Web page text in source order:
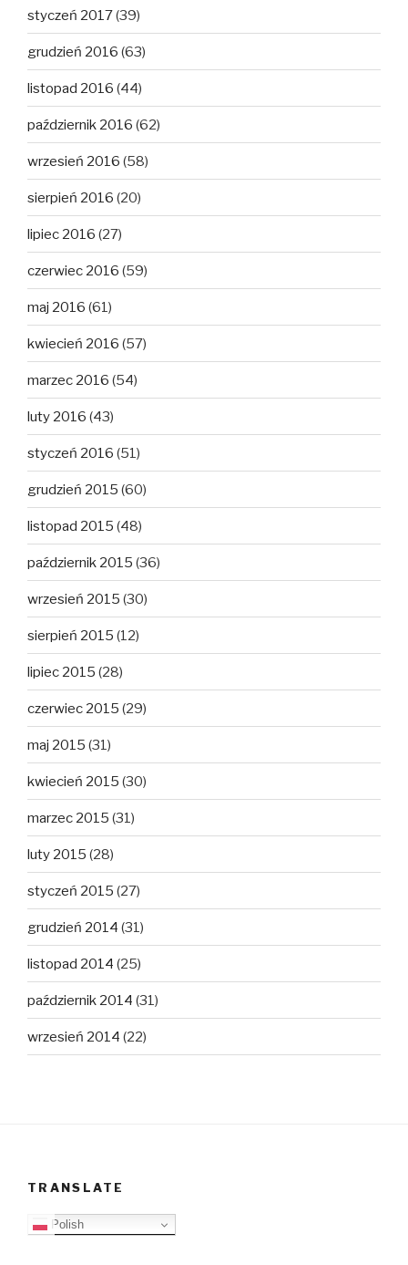
styczeń 2017(39)
grudzień 2016 (63)
listopad 2016 (44)
październik 2016 (62)
wrzesień 2016 (58)
sierpień 2016 (20)
lipiec 2016 (27)
czerwiec 2016 (59)
maj 2016 (61)
kwiecień 2016 (57)
marzec 2016 (54)
luty 2016 (43)
styczeń 2016 (51)
grudzień 2015 (60)
listopad 2015 (48)
październik 2015 (36)
wrzesień 2015 (30)
sierpień 2015 (12)
lipiec 2015 (28)
czerwiec 2015 (29)
maj 2015 (31)
kwiecień 2015 (30)
marzec 2015 (31)
luty 2015 (28)
styczeń 2015 (27)
grudzień 2014 (31)
listopad 2014 (25)
październik 2014 (31)
wrzesień 2014 (22)
TRANSLATE
Polish